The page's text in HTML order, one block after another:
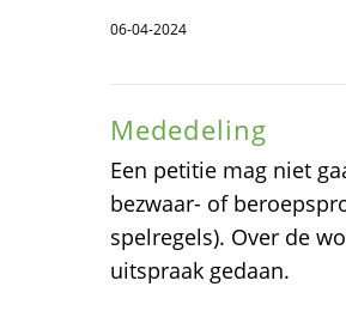
06-04-2024
Mededeling
Een petitie mag niet
bezwaar- of
spelregels). Over de
uitspraak gedaan.